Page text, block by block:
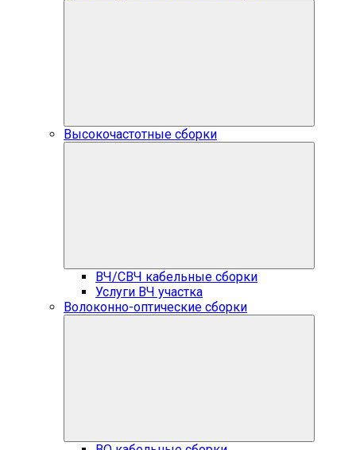
Высокочастотные сборки
ВЧ/СВЧ кабельные сборки
Услуги ВЧ участка
Волоконно-оптические сборки